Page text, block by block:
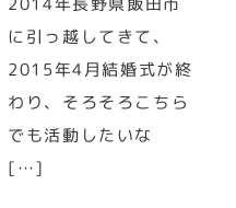
に引っ越してきて、
2015年4月結婚式が終
わり、そろそろこちら
でも活動したいな
[…]